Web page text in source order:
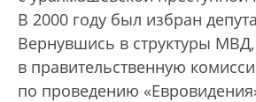
В 2000 году был избран
Вернувшись в структуры
в правительственную
по проведению